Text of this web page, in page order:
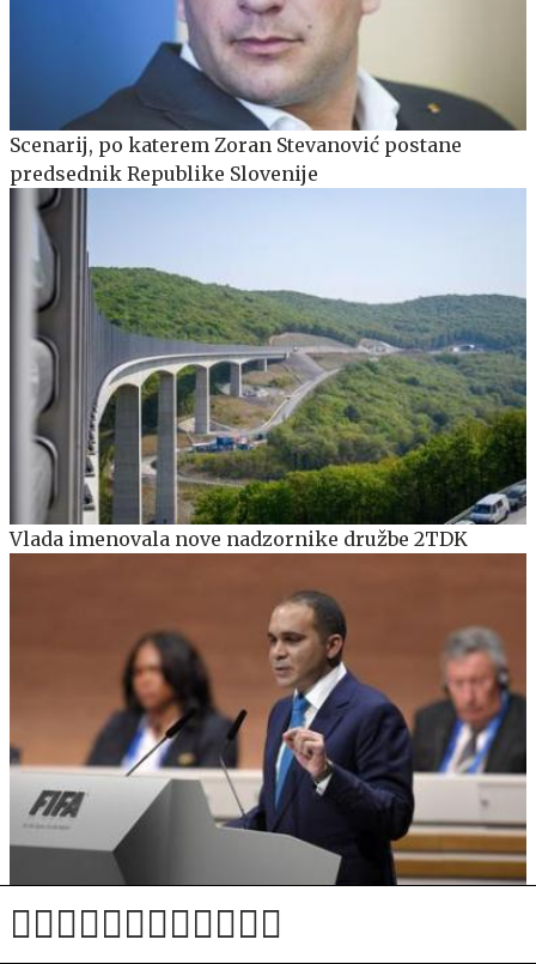
Scenarij, po katerem Zoran Stevanović postane
predsednik Republike Slovenije
Vlada imenovala nove nadzornike družbe 2TDK
Visoki funkcionar iz Azije Fifo obtožuje izsiljevanja